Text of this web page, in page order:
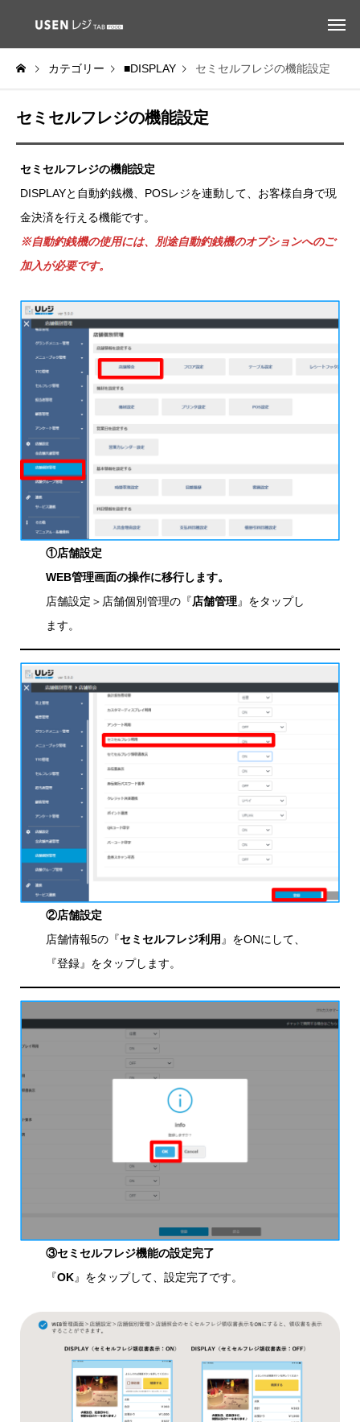
カテゴリー ■DISPLAY セミセルフレジの機能設定
セミセルフレジの機能設定
セミセルフレジの機能設定
DISPLAYと自動釣銭機、POSレジを連動して、お客様自身で現
金決済を行える機能です。
※自動釣銭機の使用には、別途自動釣銭機のオプションへのご
加入が必要です。
①店舗設定
WEB管理画面の操作に移行します。
店舗設定＞店舗個別管理の『店舗管理』をタップし
ます。
②店舗設定
店舗情報5の『セミセルフレジ利用 』をONにして、
『登録』をタップします。
③セミセルフレジ機能の設定完了
『OK』をタップして、設定完了です。